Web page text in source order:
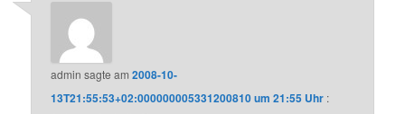
admin sagte am2008-10-
13T21:55:53+02:000000005331200810 um 21:55 Uhr :